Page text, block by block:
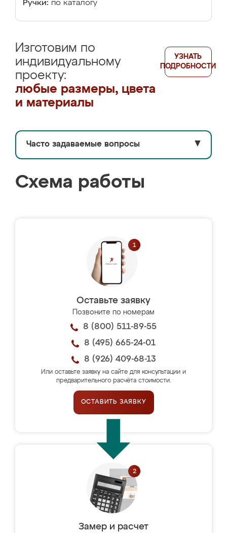
Ручки: по каталогу
Изготовим по
индивидуальному
проекту:
любые размеры, цвета
и материалы
УЗНАТЬ
ПОДРОБНОСТИ
Часто задаваемые вопросы ▼
Схема работы
Оставьте заявку
Позвоните по номерам
8 (800) 511-89-55
8 (495) 665-24-01
8 (926) 409-68-13
Или оставьте заявку на сайте для консультации и
предварительного расчёта стоимости.
ОСТАВИТЬ ЗАЯВКУ
Замер и расчет